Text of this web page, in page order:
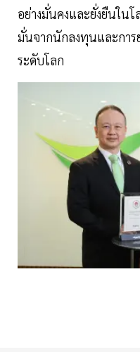
อย่างมั่นคงและยั่งยืนใน
มั่นจากนักลงทุนและการ
ระดับโลก